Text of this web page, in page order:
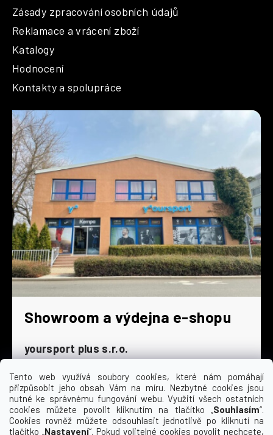
Tento web využívá soubory cookies, které nám pomáhají
přizpůsobit jeho obsah Vám na míru. Nezbytné cookies jsou
nutné ke správnému fungování webu. Využití všech ostatních
cookies můžete povolit kliknutím na tlačítko „Souhlasím“.
Cookies rovněž můžete odsouhlasit jednotlivě po kliknutí na
tlačítko „Nastavení“. Pokud volitelné cookies povolit nechcete,
Zásady zpracování osobních údajů
Reklamace a vrácení zboží
Katalogy
Hodnocení
Kontakty a spolupráce
Showroom a výdejna e-shopu
yoursport plus s.r.o.
Dyjská 845/4
196 00 Praha 9 - Čakovice
Po - Čt
9:00 - 16:30
Pá
9:00 - 15:30
So
zavřeno